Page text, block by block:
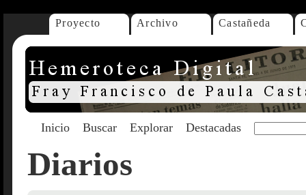
Proyecto Archivo Castañeda
Inicio Buscar Explorar Destacadas
Diarios